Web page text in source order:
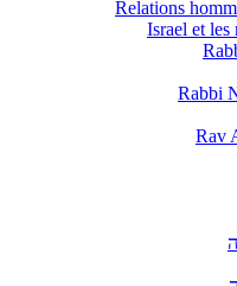
Relations
Israel et
Rabbi